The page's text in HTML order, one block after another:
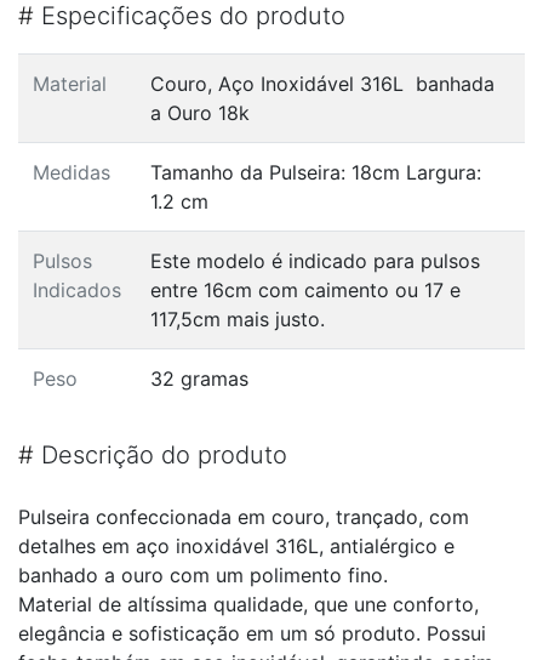
# Especificações do produto
Material
Couro, Aço Inoxidável 316L banhada
a Ouro 18k
Medidas
Tamanho da Pulseira: 18cm Largura:
1.2 cm
Pulsos
Indicados
Este modelo é indicado para pulsos
entre 16cm com caimento ou 17 e
117,5cm mais justo.
Peso 32 gramas
# Descrição do produto
Pulseira confeccionada em couro, trançado, com
detalhes em aço inoxidável 316L, antialérgico e
banhado a ouro com um polimento fino.
Material de altíssima qualidade, que une conforto,
elegância e sofisticação em um só produto. Possui